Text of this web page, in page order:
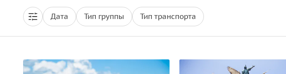
Дата Тип группы Тип транспорта